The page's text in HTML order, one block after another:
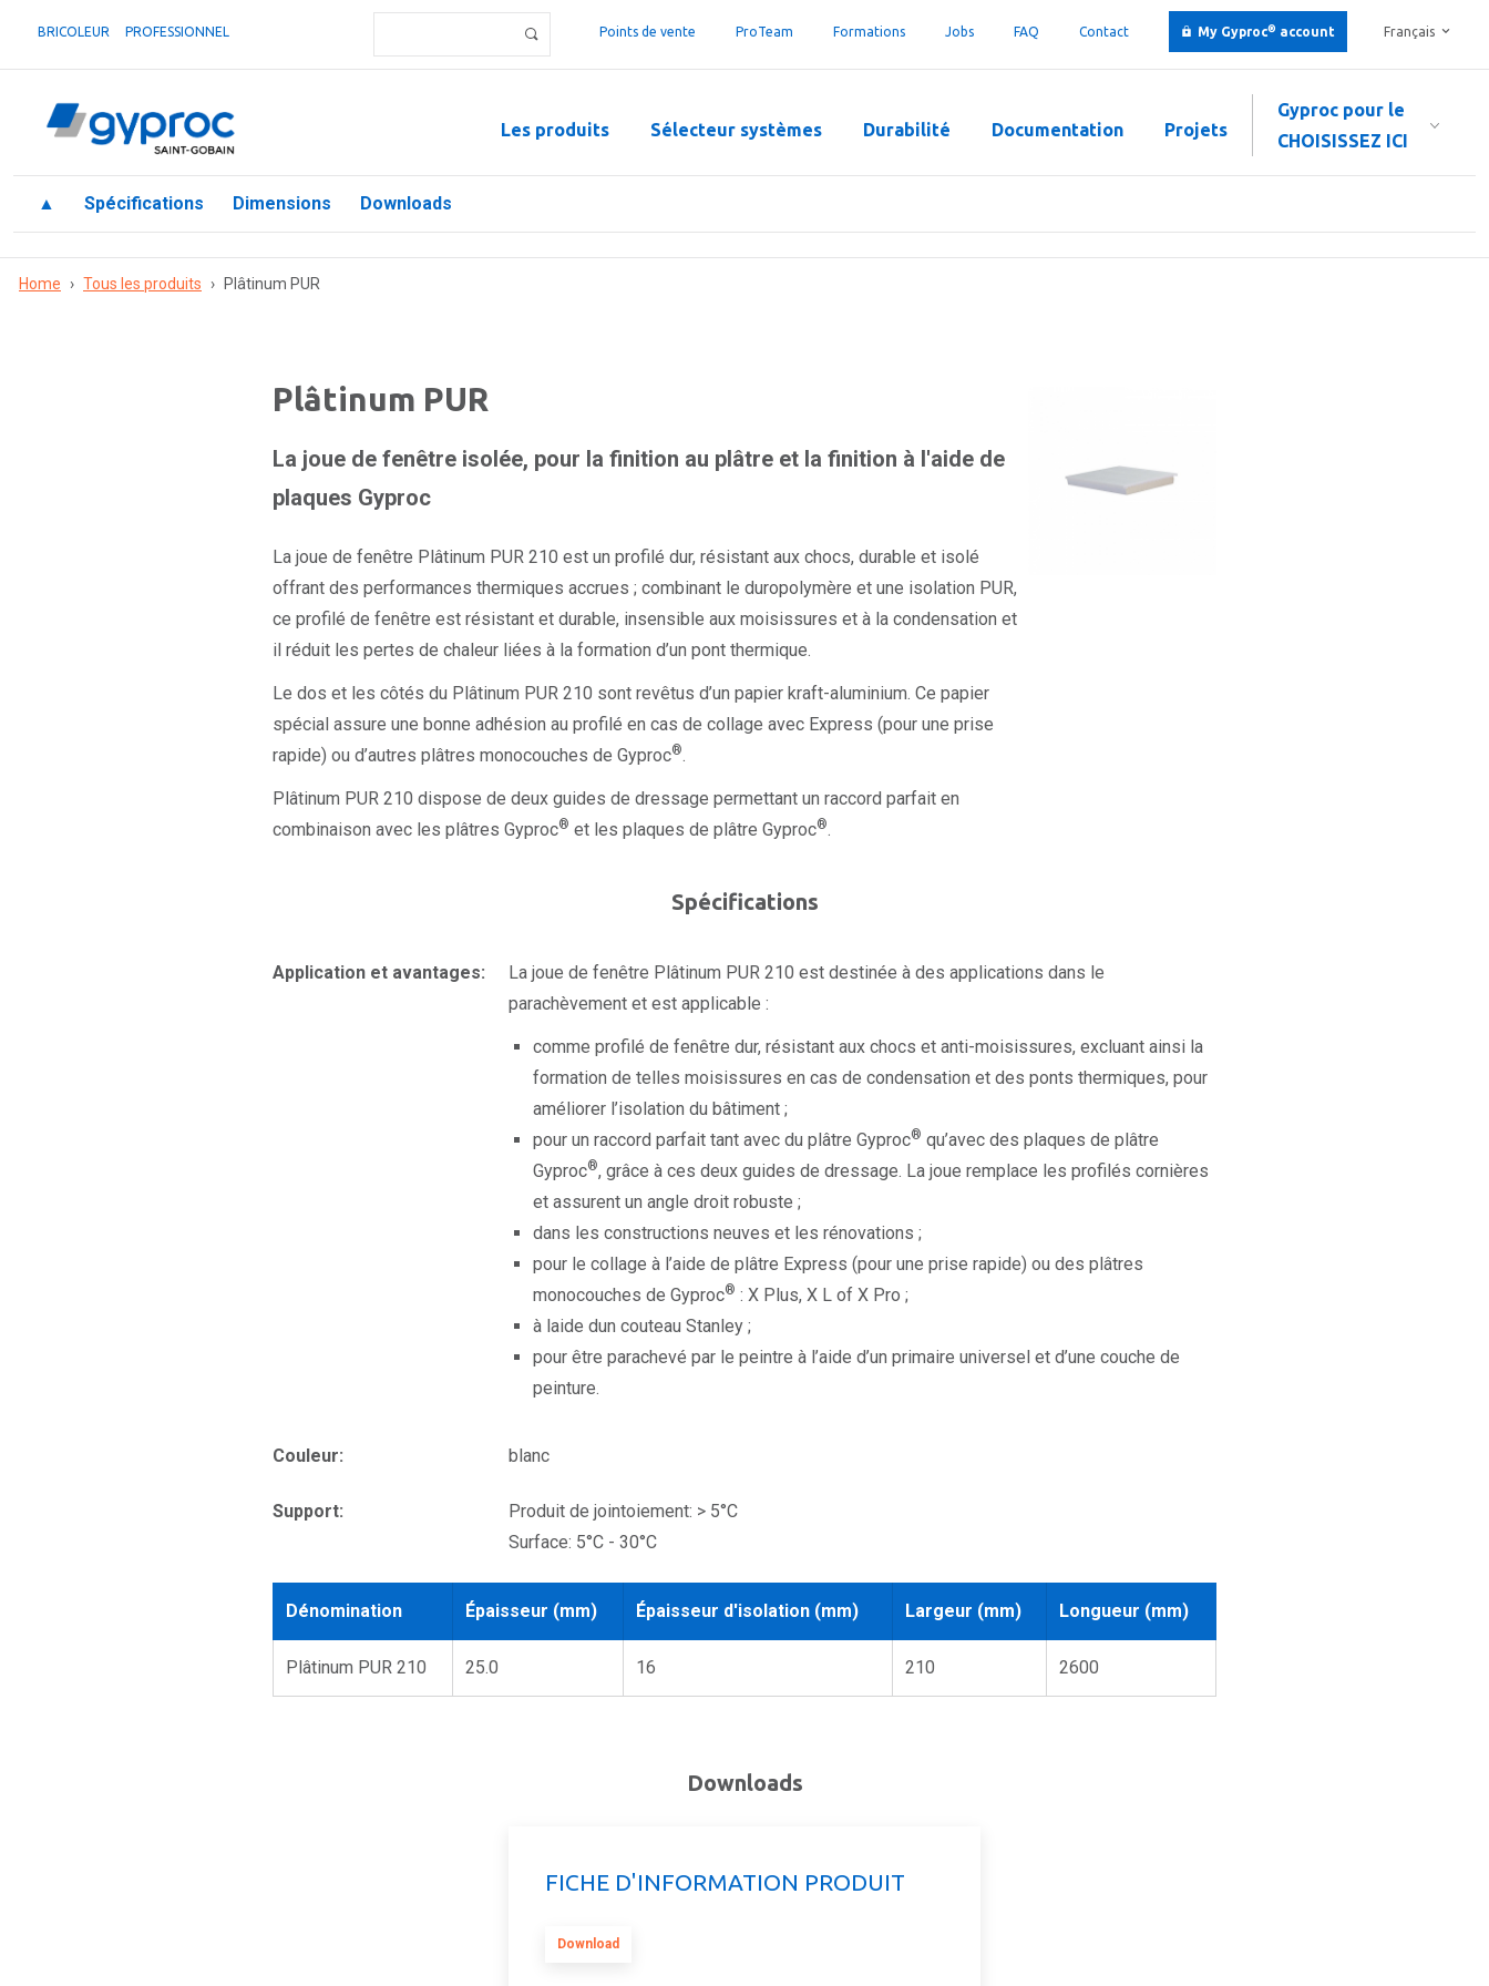
BRICOLEUR PROFESSIONNEL Français
Points de vente ProTeam Formations Jobs FAQ Contact My Gyproc® account
Gyproc pour le
CHOISISSEZ ICI
Les produits Sélecteur systèmes Durabilité Documentation Projets
▲ Spécifications Dimensions Downloads
Home › Tous les produits › Plâtinum PUR
Plâtinum PUR
La joue de fenêtre isolée, pour la finition au plâtre et la finition à l'aide de
plaques Gyproc
La joue de fenêtre Plâtinum PUR 210 est un profilé dur, résistant aux chocs, durable et isolé
offrant des performances thermiques accrues ; combinant le duropolymère et une isolation PUR,
ce profilé de fenêtre est résistant et durable, insensible aux moisissures et à la condensation et
il réduit les pertes de chaleur liées à la formation d’un pont thermique.
Le dos et les côtés du Plâtinum PUR 210 sont revêtus d’un papier kraft-aluminium. Ce papier
spécial assure une bonne adhésion au profilé en cas de collage avec Express (pour une prise
rapide) ou d’autres plâtres monocouches de Gyproc®.
Plâtinum PUR 210 dispose de deux guides de dressage permettant un raccord parfait en
combinaison avec les plâtres Gyproc® et les plaques de plâtre Gyproc®.
Spécifications
Application et avantages:
La joue de fenêtre Plâtinum PUR 210 est destinée à des applications dans le
parachèvement et est applicable :
comme profilé de fenêtre dur, résistant aux chocs et anti-moisissures, excluant ainsi la
formation de telles moisissures en cas de condensation et des ponts thermiques, pour
améliorer l’isolation du bâtiment ;
pour un raccord parfait tant avec du plâtre Gyproc® qu’avec des plaques de plâtre
Gyproc®, grâce à ces deux guides de dressage. La joue remplace les profilés cornières
et assurent un angle droit robuste ;
dans les constructions neuves et les rénovations ;
pour le collage à l’aide de plâtre Express (pour une prise rapide) ou des plâtres
monocouches de Gyproc® : X Plus, X L of X Pro ;
à laide dun couteau Stanley ;
pour être parachevé par le peintre à l’aide d’un primaire universel et d’une couche de
peinture.
Couleur: blanc
Support:
Produit de jointoiement: > 5°C
Surface: 5°C - 30°C
Dénomination Épaisseur (mm) Épaisseur d'isolation (mm) Largeur (mm) Longueur (mm)
Plâtinum PUR 210 25.0 16 210 2600
Downloads
FICHE D'INFORMATION PRODUIT
Download